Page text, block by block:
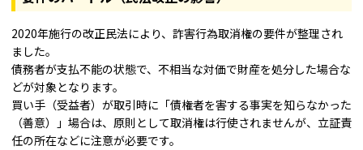
2020年施行の改正民法により、詐害行為取消権の要件が整理され
ました。
債務者が支払不能の状態で、不相当な対価で財産を処分した場合な
どが対象となります。
買い手（受益者）が取引時に「債権者を害する事実を知らなかった
（善意）」場合は、原則として取消権は行使されませんが、立証責
任の所在などに注意が必要です。